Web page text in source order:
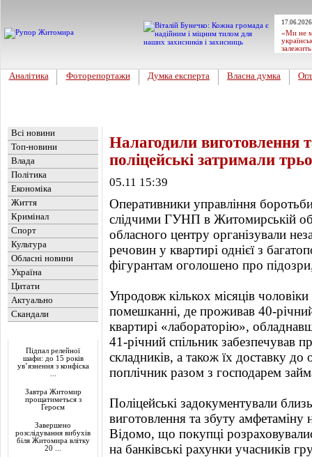
«Ми не
Аналітика Фоторепортажи Думка експерта Власна думка
Всі новини
Топ-новини
Влада
Політика
Економіка
Життя
Кримінал
Спорт
Культура
Обласні новини
Україна
Цитати
Актуально
Скандали
Підпал релейної
шафи: до 15 років
ув’язнення з конфіска
Завтра Житомир
прощатиметься з
Героєм
Завершено
розслідування вибухів
біля Житомира влітку
20 ...
Налагодили виготовлення
поліцейські затримали
05.11 15:39
Оперативники управління
слідчими ГУНП в Житомирській
обласного центру організували
речовин у квартирі однієї з
фігурантам оголошено про
Упродовж кількох місяців
помешканні, де проживав 40-
квартирі «лабораторію»,
41-річний спільник забезпечував
складників, а також їх доставку
поплічник разом з господарем
Поліцейські задокументували
виготовлення та збуту амфетаміну
Відомо, що покупці
на банківські рахунки учасників